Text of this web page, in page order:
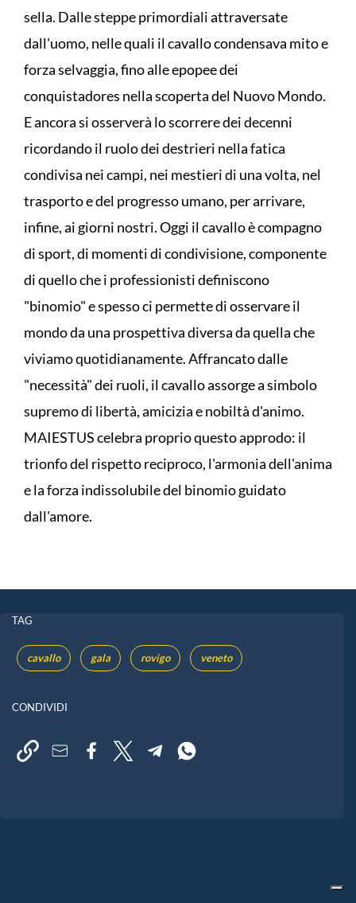
sella. Dalle steppe primordiali attraversate
dall'uomo, nelle quali il cavallo condensava mito e
forza selvaggia, fino alle epopee dei
conquistadores nella scoperta del Nuovo Mondo.
E ancora si osserverà lo scorrere dei decenni
ricordando il ruolo dei destrieri nella fatica
condivisa nei campi, nei mestieri di una volta, nel
trasporto e del progresso umano, per arrivare,
infine, ai giorni nostri. Oggi il cavallo è compagno
di sport, di momenti di condivisione, componente
di quello che i professionisti definiscono
"binomio" e spesso ci permette di osservare il
mondo da una prospettiva diversa da quella che
viviamo quotidianamente. Affrancato dalle
"necessità" dei ruoli, il cavallo assorge a simbolo
supremo di libertà, amicizia e nobiltà d'animo.
MAIESTUS celebra proprio questo approdo: il
trionfo del rispetto reciproco, l'armonia dell'anima
e la forza indissolubile del binomio guidato
dall'amore.
TAG
cavallo gala rovigo veneto
CONDIVIDI